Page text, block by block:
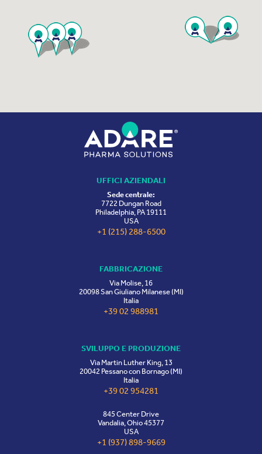
UFFICI AZIENDALI
Sede centrale:
7722 Dungan Road
Philadelphia, PA 19111
USA
+1 (215) 288-6500
FABBRICAZIONE
Via Molise, 16
20098 San Giuliano Milanese (MI)
Italia
+39 02 988981
SVILUPPO E PRODUZIONE
Via Martin Luther King, 13
20042 Pessano con Bornago (MI)
Italia
+39 02 954281
845 Center Drive
Vandalia, Ohio 45377
USA
+1 (937) 898-9669